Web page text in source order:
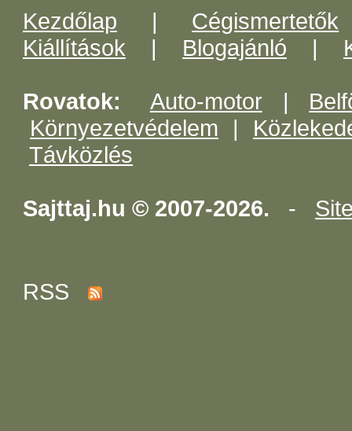
Kezdőlap | Cégismertetők
Kiállítások | Blogajánló |
Rovatok: Auto-motor|
Környezetvédelem |
Távközlés
Sajttaj.hu © 2007-2026. -
RSS